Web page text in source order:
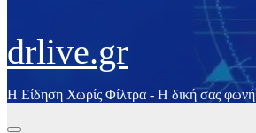
drlive.gr
Η Είδηση Χωρίς Φίλτρα - H δική σας φωνή